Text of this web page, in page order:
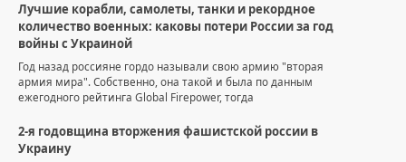
Лучшие корабли, самолеты, танки и рекордное
количество военных: каковы потери России за год
войны с Украиной
Год назад россияне гордо называли свою армию "вторая
армия мира". Собственно, она такой и была по данным
ежегодного рейтинга Global Firepower, тогда
2-я годовщина вторжения фашистской россии в
Украину